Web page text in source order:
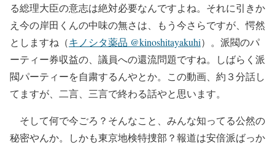
る総理大臣の意志は絶対必要なんですよね。それに引きか
え今の岸田くんの中味の無さは、もう今さらですが、愕然
としますね（キノシタ薬品 @kinoshitayakuhi）。派閥のパ
ーティー券収益の、議員への還流問題ですね。しばらく派
閥パーティーを自粛するんやとか。この動画、約３分話し
てますが、二言、三言で終わる話やと思います。
そして何で今ごろ？そんなこと、みんな知ってる公然の
秘密やんか。しかも東京地検特捜部？報道は安倍派ばっか